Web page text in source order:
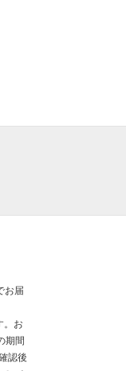
お届
。お
期間
認後